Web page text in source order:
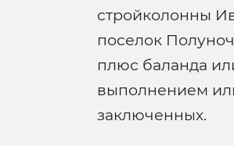
стройколонны
поселок
плюс баланда
выполнением
заключенных.